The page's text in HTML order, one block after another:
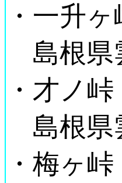
・一升ヶ
島根県
・才ノ峠
島根県
・梅ヶ峠